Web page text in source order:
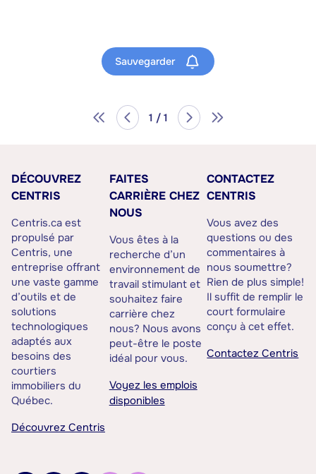
Sauvegarder
1 / 1
DÉCOUVREZ
CENTRIS
Centris.ca est
propulsé par
Centris, une
entreprise offrant
une vaste gamme
d’outils et de
solutions
technologiques
adaptés aux
besoins des
courtiers
immobiliers du
Québec.
Découvrez Centris
FAITES
CARRIÈRE CHEZ
NOUS
Vous êtes à la
recherche d’un
environnement de
travail stimulant et
souhaitez faire
carrière chez
nous? Nous avons
peut-être le poste
idéal pour vous.
Voyez les emplois
disponibles
CONTACTEZ
CENTRIS
Vous avez des
questions ou des
commentaires à
nous soumettre?
Rien de plus simple!
Il suffit de remplir le
court formulaire
conçu à cet effet.
Contactez Centris